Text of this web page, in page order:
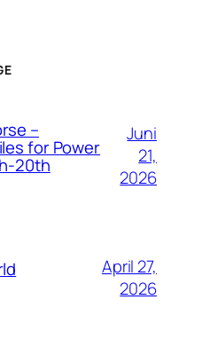
–
for Power
20th
Juni
21,
2026
April 27,
2026